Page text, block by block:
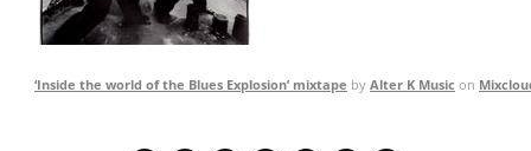
‘Inside the world of the Blues Explosion’ mixtape by Alter K Music on